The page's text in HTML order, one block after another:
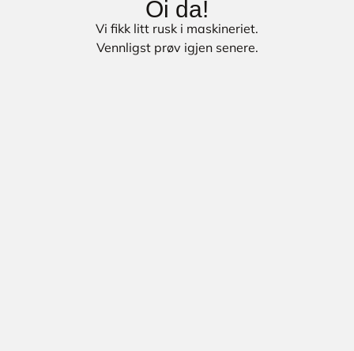
Oi da!
Vi fikk litt rusk i maskineriet.
Vennligst prøv igjen senere.